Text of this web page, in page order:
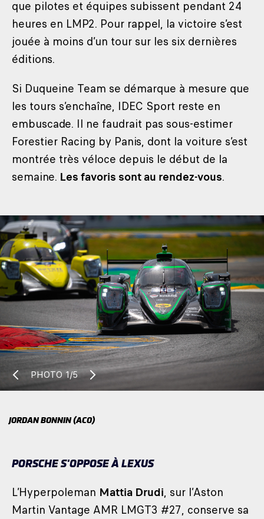
que pilotes et équipes subissent pendant 24
heures en LMP2. Pour rappel, la victoire s’est
jouée à moins d’un tour sur les six dernières
éditions.
Si Duqueine Team se démarque à mesure que
les tours s’enchaîne, IDEC Sport reste en
embuscade. Il ne faudrait pas sous-estimer
Forestier Racing by Panis, dont la voiture s’est
montrée très véloce depuis le début de la
semaine. Les favoris sont au rendez-vous.
PHOTO1/5
JORDAN BONNIN (ACO)
PORSCHE S'OPPOSE À LEXUS
L’Hyperpoleman Mattia Drudi, sur l’Aston
Martin Vantage AMR LMGT3 #27, conserve sa